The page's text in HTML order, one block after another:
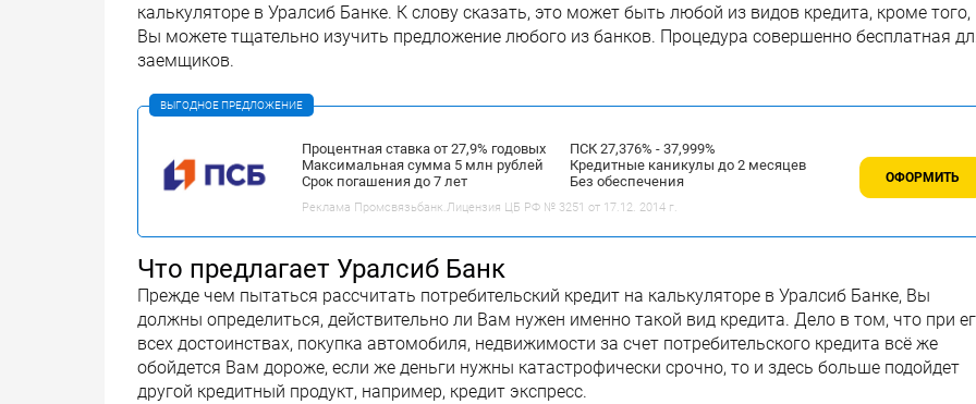
калькуляторе в Уралсиб Банке. К слову сказать, это может быть любой из видов кредита, кроме того,
Вы можете тщательно изучить предложение любого из банков. Процедура совершенно бесплатная
заемщиков.
ВЫГОДНОЕ ПРЕДЛОЖЕНИЕ
Процентная ставка от 27,9% годовых
Максимальная сумма 5 млн рублей
Срок погашения до 7 лет
ПСК 27,376% - 37,999%
Кредитные каникулы до 2 месяцев
Без обеспечения
Реклама Промсвязьбанк.Лицензия ЦБ РФ № 3251 от 17.12. 2014 г.
ОФОРМИТЬ
Что предлагает Уралсиб Банк
Прежде чем пытаться рассчитать потребительский кредит на калькуляторе в Уралсиб Банке, Вы
должны определиться, действительно ли Вам нужен именно такой вид кредита. Дело в том, что при
всех достоинствах, покупка автомобиля, недвижимости за счет потребительского кредита всё же
обойдется Вам дороже, если же деньги нужны катастрофически срочно, то и здесь больше подойдет
другой кредитный продукт, например, кредит экспресс.